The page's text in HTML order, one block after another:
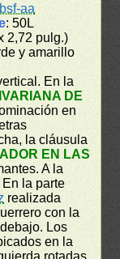
aa
: 50L
2,72 pulg.)
y amarillo
En la
DE
en
la cláusula
EN LAS
A la
la parte
realizada
con la
Los
en la
rotadas